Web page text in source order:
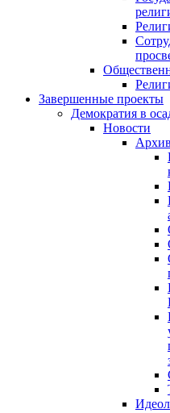
Завершенные проекты
Демократия в
Новости